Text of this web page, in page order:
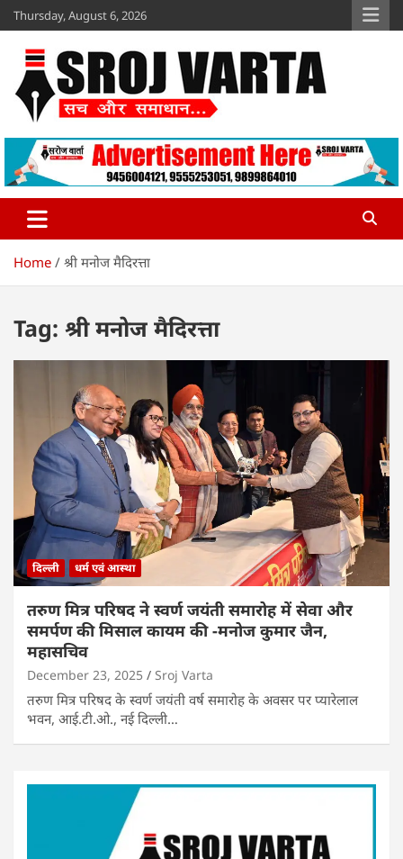
Skip
to
content
Thursday, August 6, 2026
Sroj Varta
www.srojvarta.in
Home श्री मनोज मैदिरत्ता
Tag: श्री मनोज मैदिरत्ता
दिल्ली धर्म एवं आस्था
तरुण मित्र परिषद ने स्वर्ण जयंती समारोह में सेवा और
समर्पण की मिसाल कायम की -मनोज कुमार जैन,
महासचिव
December 23, 2025 Sroj Varta
तरुण मित्र परिषद के स्वर्ण जयंती वर्ष समारोह के अवसर पर प्यारेलाल
भवन, आई.टी.ओ., नई दिल्ली…